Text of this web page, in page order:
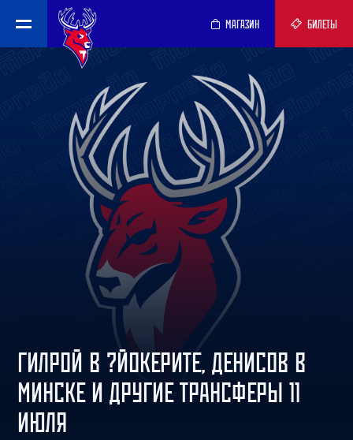
МАГАЗИН БИЛЕТЫ
ГИЛРОЙ В ?ЙОКЕРИТЕ, ДЕНИСОВ В
МИНСКЕ И ДРУГИЕ ТРАНСФЕРЫ 11
ИЮЛЯ